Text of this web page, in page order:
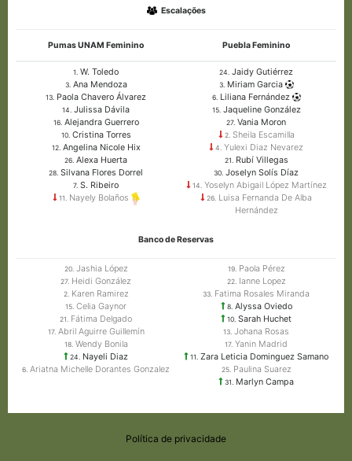
Escalações
Pumas UNAM Feminino Puebla Feminino
1. W. Toledo
3.Ana Mendoza
13. Paola Chavero Álvarez
14. Julissa Dávila
16.Alejandra Guerrero
10.Cristina Torres
12.Angelina Nicole Hix
26. Alexa Huerta
28. Silvana Flores Dorrel
7. S. Ribeiro
11.Nayely Bolaños
24. Jaidy Gutiérrez
3.Miriam Garcia
6.Liliana Fernández
15.Jaqueline González
27. Vania Moron
2.Sheila Escamilla
4. Yulexi Diaz Nevarez
21. Rubí Villegas
30. Joselyn Solís Díaz
14. Yoselyn Abigail López Martínez
26. Luisa Fernanda De Alba
Hernández
Banco de Reservas
20.Jashia López
27. Heidi González
2.Karen Ramirez
15. Celia Gaynor
21. Fátima Delgado
17.Abril Aguirre Guillemín
18.Wendy Bonila
24. Nayeli Diaz
6. Ariatna Michelle Dorantes Gonzalez
19.Paola Pérez
22.Ianne Lopez
33. Fatima Rosales Miranda
8.Alyssa Oviedo
10. Sarah Huchet
13. Johana Rosas
17. Yanin Madrid
11. Zara Leticia Dominguez Samano
25.Paulina Suarez
31. Marlyn Campa
Política de privacidade